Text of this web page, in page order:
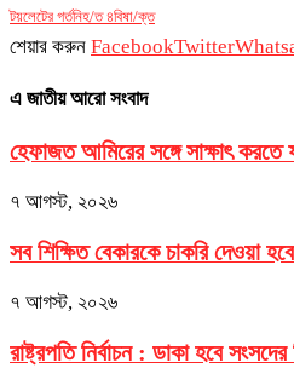
টয়লেটের গর্তনিহ/ত ৪বিষা/ক্ত
শেয়ার করুন FacebookTwitter
এ জাতীয় আরো সংবাদ
হেফাজত আমিরের সঙ্গে সাক্ষাৎ করতে
৭ আগস্ট, ২০২৬
সব শিক্ষিত বেকারকে চাকরি দেওয়া
৭ আগস্ট, ২০২৬
রাষ্ট্রপতি নির্বাচন : ডাকা হবে